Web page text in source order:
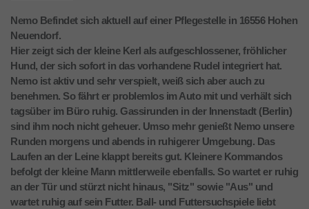
Nemo Befindet sich aktuell auf einer Pflegestelle in 16556 Hohen
Neuendorf.
Hier zeigt sich der kleine Kerl als aufgeschlossener, fröhlicher
Hund, der sich sofort in das vorhandene Rudel integriert hat.
Nemo ist aktiv und sehr verspielt, weiß sich aber auch zu
benehmen. So fährt er problemlos im Auto mit und verhält sich
tagsüber im Büro ruhig. Gassirunden in der Innenstadt (Berlin)
sind ihm noch nicht geheuer. Umso mehr genießt Nemo unsere
Runden morgens und abends in ruhigerer Umgebung. Das
Laufen an der Leine klappt bereits gut. Kleinere Kommandos
befolgt der kleine Mann mittlerweile ebenfalls. So wartet er ruhig
an der Tür und stürzt nicht hinaus, "Sitz" sowie "Aus" und
wartet ruhig auf sein Futter. Ball- und Futtersuchspiele liebt